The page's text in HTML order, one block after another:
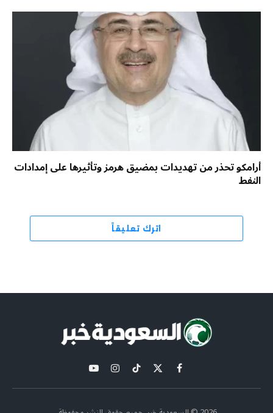
أرامكو تحذر من تهديدات بمضيق هرمز وتأثيرها على إمدادات
النفط
اترك تعليقاً
فيسبوك
X
(Twitter)
تيكتوكالانستغراميوتيوب